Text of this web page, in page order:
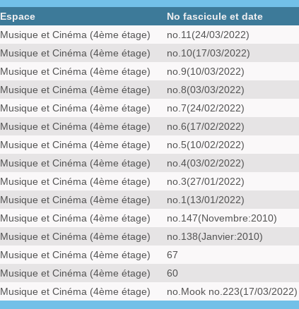
Espace No fascicule et date
Musique et Cinéma (4ème étage) no.11(24/03/2022)
Musique et Cinéma (4ème étage) no.10(17/03/2022)
Musique et Cinéma (4ème étage) no.9(10/03/2022)
Musique et Cinéma (4ème étage) no.8(03/03/2022)
Musique et Cinéma (4ème étage) no.7(24/02/2022)
Musique et Cinéma (4ème étage) no.6(17/02/2022)
Musique et Cinéma (4ème étage) no.5(10/02/2022)
Musique et Cinéma (4ème étage) no.4(03/02/2022)
Musique et Cinéma (4ème étage) no.3(27/01/2022)
Musique et Cinéma (4ème étage) no.1(13/01/2022)
Musique et Cinéma (4ème étage) no.147(Novembre:2010)
Musique et Cinéma (4ème étage) no.138(Janvier:2010)
Musique et Cinéma (4ème étage) 67
Musique et Cinéma (4ème étage) 60
Musique et Cinéma (4ème étage) no.Mook no.223(17/03/2022)